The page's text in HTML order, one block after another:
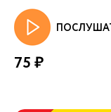
75 ₽